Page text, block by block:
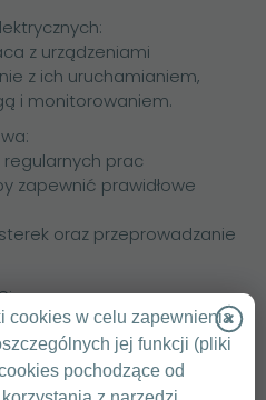
z urządzeniami
z ich uruchamianiem,
i monitorowaniem.
prac
zapewnić prawidłowe
oraz przeprowadzanie
technicznych
ich stanu
z normami.
cookies w celu zapewnienia
jej funkcji (pliki
pochodzące od